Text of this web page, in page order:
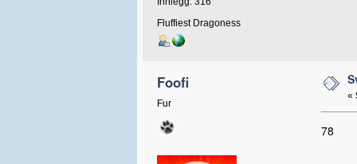
Fluffiest Dragoness
Foofi
Fur
«
78